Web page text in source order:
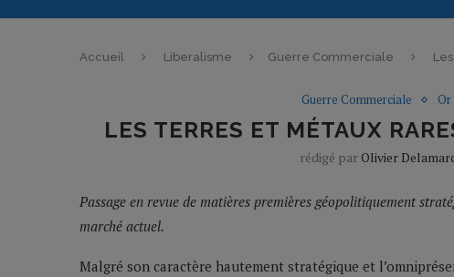
Accueil Liberalisme Guerre Commerciale
Guerre Commerciale
LES TERRES ET MÉTAUX
rédigé parOlivier
Passage en revue de matières premières géopolitiquement
marché actuel.
Malgré son caractère hautement stratégique et